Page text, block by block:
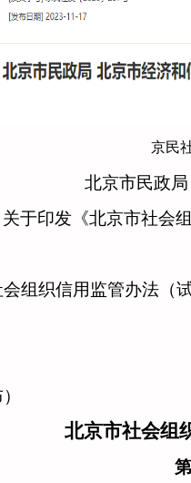
京民
北京市民政局
关于印发《北京市社会
织信用监管办法（试
北京市社会组